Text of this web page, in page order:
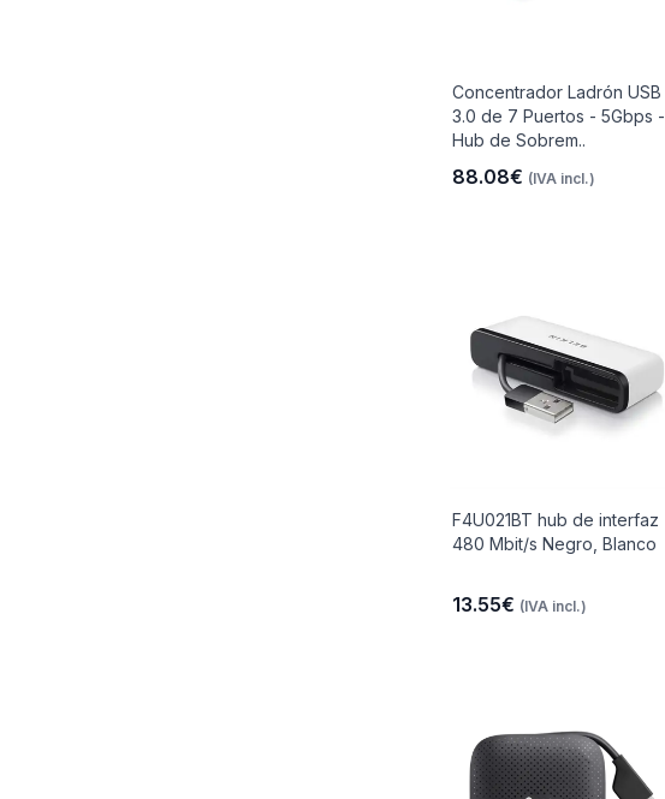
Concentrador Ladrón USB
3.0 de 7 Puertos - 5Gbps -
Hub de Sobrem..
88.08€ (IVA incl.)
F4U021BT hub de interfaz
480 Mbit/s Negro, Blanco
13.55€ (IVA incl.)